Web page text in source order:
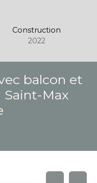
Construction
2022
balcon et
Max